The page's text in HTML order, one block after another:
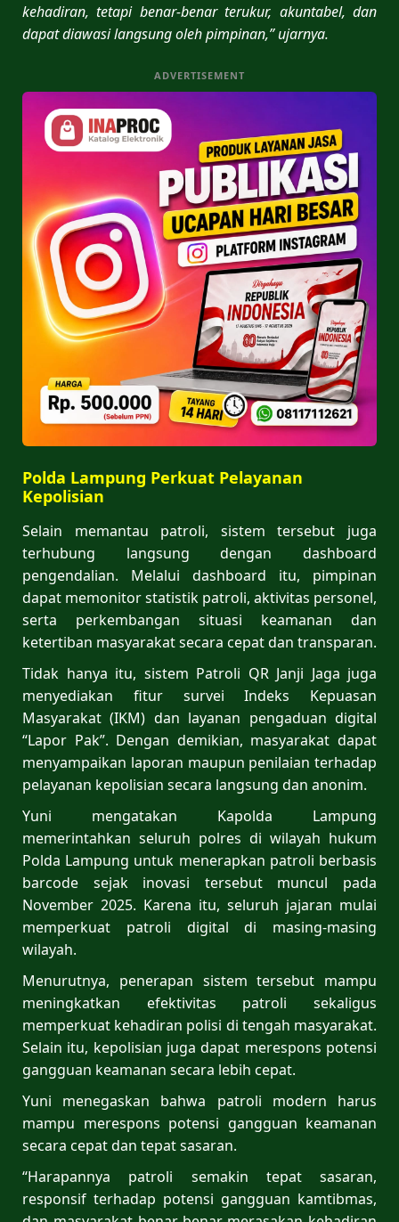
kehadiran, tetapi benar-benar terukur, akuntabel, dan
dapat diawasi langsung oleh pimpinan,” ujarnya.
ADVERTISEMENT
Polda Lampung Perkuat Pelayanan
Kepolisian
Selain memantau patroli, sistem tersebut juga
terhubung langsung dengan dashboard
pengendalian. Melalui dashboard itu, pimpinan
dapat memonitor statistik patroli, aktivitas personel,
serta perkembangan situasi keamanan dan
ketertiban masyarakat secara cepat dan transparan.
Tidak hanya itu, sistem Patroli QR Janji Jaga juga
menyediakan fitur survei Indeks Kepuasan
Masyarakat (IKM) dan layanan pengaduan digital
“Lapor Pak”. Dengan demikian, masyarakat dapat
menyampaikan laporan maupun penilaian terhadap
pelayanan kepolisian secara langsung dan anonim.
Yuni mengatakan Kapolda Lampung
memerintahkan seluruh polres di wilayah hukum
Polda Lampung untuk menerapkan patroli berbasis
barcode sejak inovasi tersebut muncul pada
November 2025. Karena itu, seluruh jajaran mulai
memperkuat patroli digital di masing-masing
wilayah.
Menurutnya, penerapan sistem tersebut mampu
meningkatkan efektivitas patroli sekaligus
memperkuat kehadiran polisi di tengah masyarakat.
Selain itu, kepolisian juga dapat merespons potensi
gangguan keamanan secara lebih cepat.
Yuni menegaskan bahwa patroli modern harus
mampu merespons potensi gangguan keamanan
secara cepat dan tepat sasaran.
“Harapannya patroli semakin tepat sasaran,
responsif terhadap potensi gangguan kamtibmas,